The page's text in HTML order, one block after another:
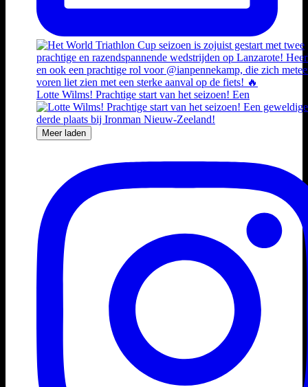
Lotte Wilms! Prachtige start van het seizoen! Een
Meer laden